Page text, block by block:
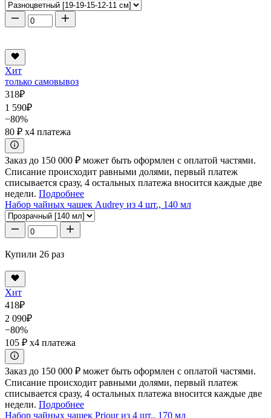
Хит
только самовывоз
318₽
1 590₽
−80%
80 ₽ x4 платежа
Заказ до 150 000 ₽ может быть оформлен с оплатой частями.
Списание происходит равными долями, первый платеж
списывается сразу, 4 остальных платежа вносится каждые две
недели. Подробнее
Набор чайных чашек Audrey из 4 шт., 140 мл
Купили 26 раз
Хит
418₽
2 090₽
−80%
105 ₽ x4 платежа
Заказ до 150 000 ₽ может быть оформлен с оплатой частями.
Списание происходит равными долями, первый платеж
списывается сразу, 4 остальных платежа вносится каждые две
недели. Подробнее
Набор чайных чашек Priour из 4 шт., 170 мл